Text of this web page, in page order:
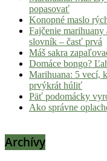
popasovať
Konopné maslo
Fajčenie
slovník – časť prvá
Máš sakra
Domáce bongo?
Marihuana: 5 vecí,
prvýkrát húliť
Päť podomácky
Ako správne
Archívy